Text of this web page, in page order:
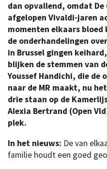
dan opvallend, omdat De
afgelopen Vivaldi-jaren
momenten elkaars bloed
de onderhandelingen
in Brussel gingen
blijken de stemmen van
Youssef Handichi, die de
naar de MR maakt, nu
drie staan op de
Alexia Bertrand (Open
plek.
In het nieuws: De van
familie houdt een goed